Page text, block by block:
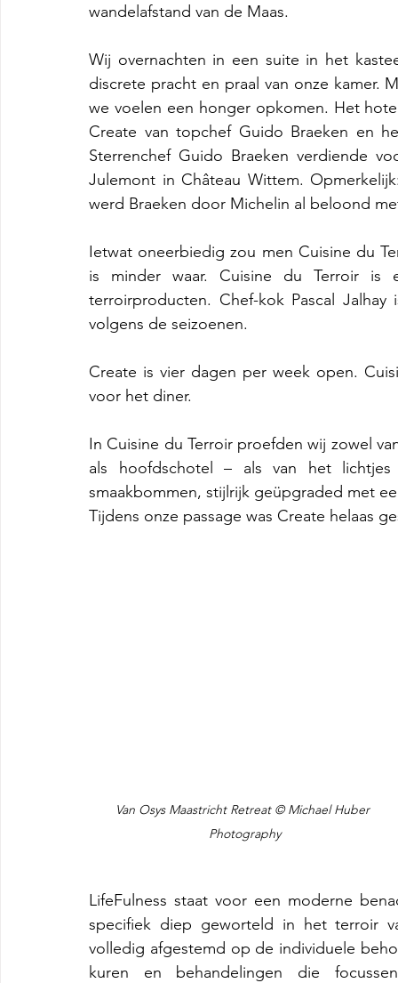
wandelafstand van de Maas.
Wij overnachten in een suite in het
discrete pracht en praal van onze kamer.
we voelen een honger opkomen. Het
Create van topchef Guido Braeken en
Sterrenchef Guido Braeken verdiende
Julemont in Château Wittem.
werd Braeken door Michelin al beloond
Ietwat oneerbiedig zou men Cuisine du
is minder waar. Cuisine du Terroir is
terroirproducten. Chef-kok Pascal
volgens de seizoenen.
Create is vier dagen per week open.
voor het diner.
In Cuisine du Terroir proefden wij zowel
als hoofdschotel – als van het lichtjes
smaakbommen, stijlrijk geüpgraded met
Tijdens onze passage was Create helaas
Van Osys Maastricht Retreat © Michael Huber
Photography
LifeFulness staat voor een moderne
specifiek diep geworteld in het terroir
volledig afgestemd op de individuele
kuren en behandelingen die